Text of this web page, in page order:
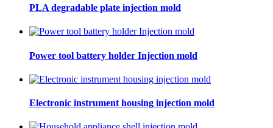
PLA degradable plate injection mold
Power tool battery holder Injection mold
Electronic instrument housing injection mold